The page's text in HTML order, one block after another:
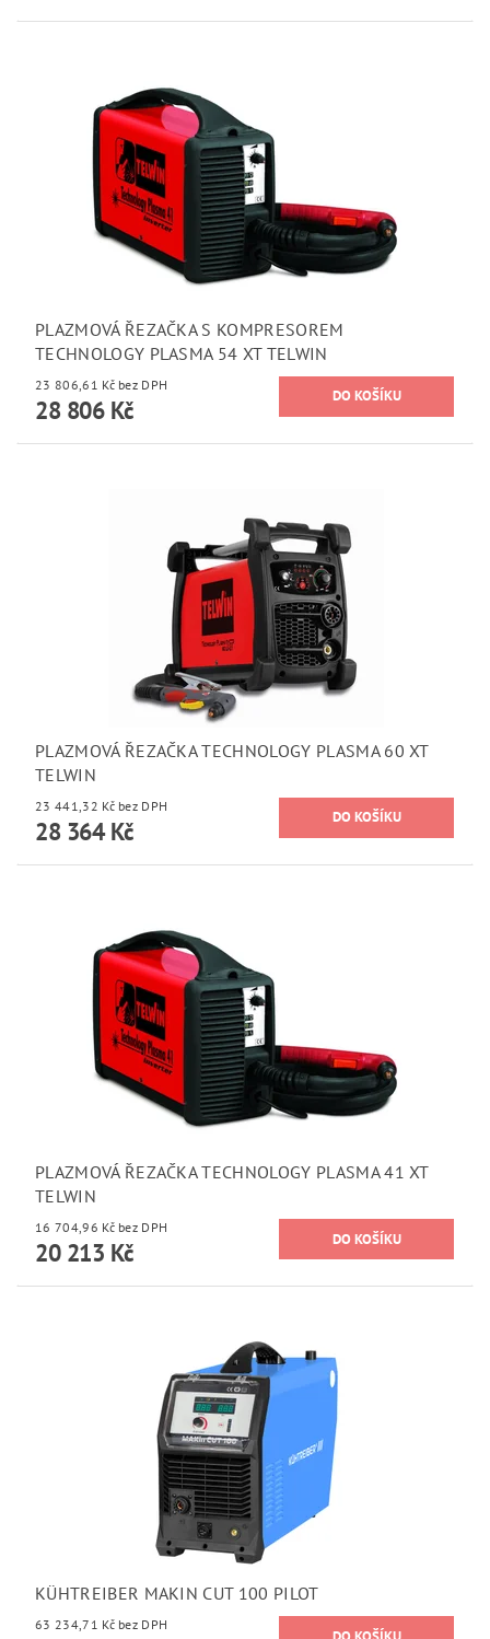
PLAZMOVÁ ŘEZAČKA S KOMPRESOREM
TECHNOLOGY PLASMA 54 XT TELWIN
23 806,61 Kč bez DPH
28 806 Kč
PLAZMOVÁ ŘEZAČKA TECHNOLOGY PLASMA 60 XT
TELWIN
23 441,32 Kč bez DPH
28 364 Kč
PLAZMOVÁ ŘEZAČKA TECHNOLOGY PLASMA 41 XT
TELWIN
16 704,96 Kč bez DPH
20 213 Kč
KÜHTREIBER MAKIN CUT 100 PILOT
63 234,71 Kč bez DPH